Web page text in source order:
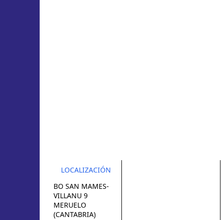
LOCALIZACIÓN
BO SAN MAMES-
VILLANU 9
MERUELO
(CANTABRIA)